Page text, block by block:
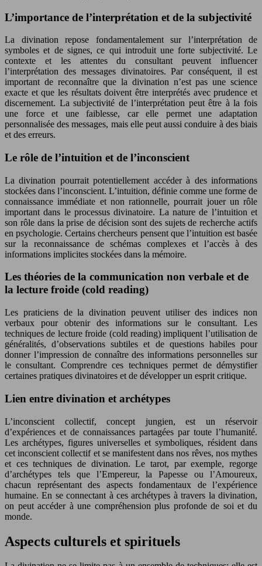
L’importance de l’interprétation et de la subjectivité
La divination repose fondamentalement sur l’interprétation de
symboles et de signes, ce qui introduit une forte subjectivité. Le
contexte et les attentes du consultant peuvent influencer
l’interprétation des messages divinatoires. Par conséquent, il est
important de reconnaître que la divination n’est pas une science
exacte et que les résultats doivent être interprétés avec prudence et
discernement. La subjectivité de l’interprétation peut être à la fois
une force et une faiblesse, car elle permet une adaptation
personnalisée des messages, mais elle peut aussi conduire à des biais
et des erreurs.
Le rôle de l’intuition et de l’inconscient
La divination pourrait potentiellement accéder à des informations
stockées dans l’inconscient. L’intuition, définie comme une forme de
connaissance immédiate et non rationnelle, pourrait jouer un rôle
important dans le processus divinatoire. La nature de l’intuition et
son rôle dans la prise de décision sont des sujets de recherche actifs
en psychologie. Certains chercheurs pensent que l’intuition est basée
sur la reconnaissance de schémas complexes et l’accès à des
informations implicites stockées dans la mémoire.
Les théories de la communication non verbale et de
la lecture froide (cold reading)
Les praticiens de la divination peuvent utiliser des indices non
verbaux pour obtenir des informations sur le consultant. Les
techniques de lecture froide (cold reading) impliquent l’utilisation de
généralités, d’observations subtiles et de questions habiles pour
donner l’impression de connaître des informations personnelles sur
le consultant. Comprendre ces techniques permet de démystifier
certaines pratiques divinatoires et de développer un esprit critique.
Lien entre divination et archétypes
L’inconscient collectif, concept jungien, est un réservoir
d’expériences et de connaissances partagées par toute l’humanité.
Les archétypes, figures universelles et symboliques, résident dans
cet inconscient collectif et se manifestent dans nos rêves, nos mythes
et ces techniques de divination. Le tarot, par exemple, regorge
d’archétypes tels que l’Empereur, la Papesse ou l’Amoureux,
chacun représentant des aspects fondamentaux de l’expérience
humaine. En se connectant à ces archétypes à travers la divination,
on peut accéder à une compréhension plus profonde de soi et du
monde.
Aspects culturels et spirituels